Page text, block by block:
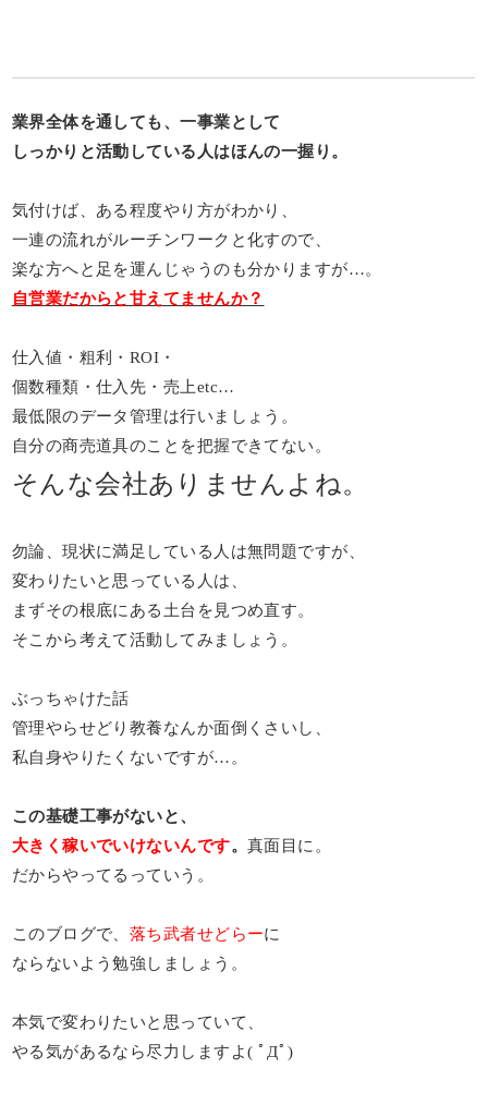
業界全体を通しても、一事業として
しっかりと活動している人はほんの一握り。
気付けば、ある程度やり方がわかり、
一連の流れがルーチンワークと化すので、
楽な方へと足を運んじゃうのも分かりますが…。
自営業だからと甘えてませんか？
仕入値・粗利・ROI・
個数種類・仕入先・売上etc…
最低限のデータ管理は行いましょう。
自分の商売道具のことを把握できてない。
そんな会社ありませんよね。
勿論、現状に満足している人は無問題ですが、
変わりたいと思っている人は、
まずその根底にある土台を見つめ直す。
そこから考えて活動してみましょう。
ぶっちゃけた話
管理やらせどり教養なんか面倒くさいし、
私自身やりたくないですが…。
この基礎工事がないと、
大きく稼いでいけないんです。真面目に。
だからやってるっていう。
このブログで、 落ち武者せどらーに
ならないよう勉強しましょう。
本気で変わりたいと思っていて、
やる気があるなら尽力しますよ( ﾟДﾟ)